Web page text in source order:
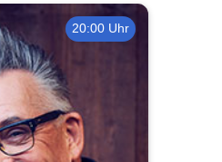
20:00 Uhr